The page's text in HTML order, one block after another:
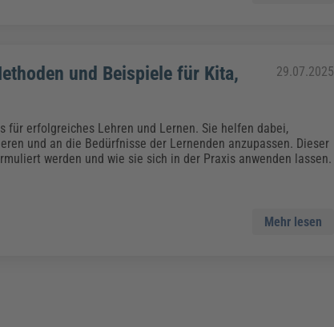
und Beispiele für Kita,
29.07.2025
für erfolgreiches Lehren und Lernen. Sie helfen dabei,
und an die Bedürfnisse der Lernenden anzupassen. Dieser
werden und wie sie sich in der Praxis anwenden lassen.
Mehr lesen